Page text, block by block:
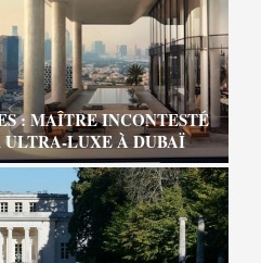
: MAÎTRE INCONTESTÉ
LUXE À DUBAÏ